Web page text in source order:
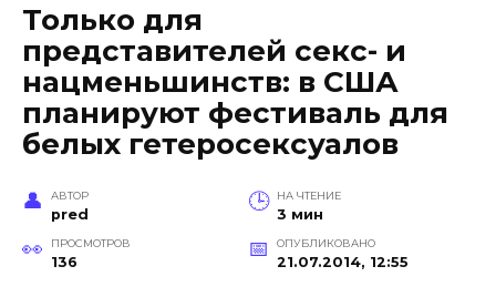
Только для
представителей секс- и
нацменьшинств: в США
планируют фестиваль для
белых гетеросексуалов
АВТОР
pred
НА ЧТЕНИЕ
3 мин
ПРОСМОТРОВ
136
ОПУБЛИКОВАНО
21.07.2014, 12:55